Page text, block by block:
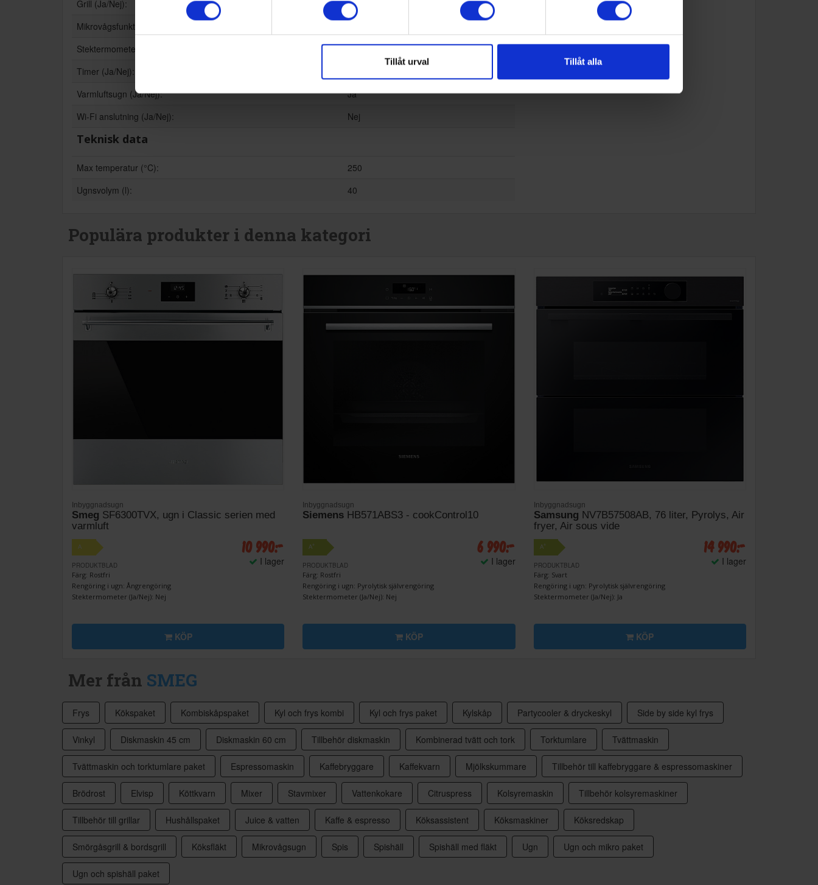
Tillåt urval Tillåt alla
Grill (Ja/Nej):
Ja
Mikrovågsfunktion (Ja/Nej):
Stektermometer (Ja/Nej):
Nej
Timer (Ja/Nej):
Varmluftsugn (Ja/Nej):
Ja
Wi-Fi anslutning (Ja/Nej):
Nej
Teknisk data
Max temperatur (°C):
250
Ugnsvolym (l):
40
Populära produkter i denna kategori
Inbyggnadsugn
Smeg SF6300TVX, ugn i Classic serien med
varmluft
A
PRODUKTBLAD
Färg: Rostfri
Rengöring i ugn: Ångrengöring
Stektermometer (Ja/Nej): Nej
10 990:-
I lager
KÖP
Inbyggnadsugn
Siemens HB571ABS3 - cookControl10
A+
PRODUKTBLAD
Färg: Rostfri
Rengöring i ugn: Pyrolytisk självrengöring
Stektermometer (Ja/Nej): Nej
6 990:-
I lager
KÖP
Inbyggnadsugn
Samsung NV7B57508AB, 76 liter, Pyrolys, Air
fryer, Air sous vide
A+
PRODUKTBLAD
Färg: Svart
Rengöring i ugn: Pyrolytisk självrengöring
Stektermometer (Ja/Nej): Ja
14 990:-
I lager
KÖP
Mer från SMEG
Frys Kökspaket Kombiskåpspaket Kyl och frys kombi Kyl och frys paket Kylskåp Partycooler & dryckeskyl Side by side kyl frys
Vinkyl Diskmaskin 45 cm Diskmaskin 60 cm Tillbehör diskmaskin Kombinerad tvätt och tork Torktumlare Tvättmaskin
Tvättmaskin och torktumlare paket Espressomaskin Kaffebryggare Kaffekvarn Mjölkskummare Tillbehör till kaffebryggare & espressomaskiner
Brödrost Elvisp Köttkvarn Mixer Stavmixer Vattenkokare Citruspress Kolsyremaskin Tillbehör kolsyremaskiner
Tillbehör till grillar Hushållspaket Juice & vatten Kaffe & espresso Köksassistent Köksmaskiner Köksredskap
Smörgåsgrill & bordsgrill Köksfläkt Mikrovågsugn Spis Spishäll Spishäll med fläkt Ugn Ugn och mikro paket
Ugn och spishäll paket